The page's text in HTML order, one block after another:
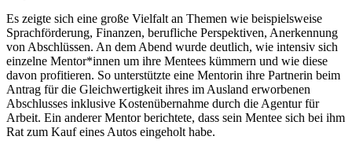
Es zeigte sich eine große Vielfalt an Themen wie beispielsweise
Sprachförderung, Finanzen, berufliche Perspektiven, Anerkennung
von Abschlüssen. An dem Abend wurde deutlich, wie intensiv sich
einzelne Mentor*innen um ihre Mentees kümmern und wie diese
davon profitieren. So unterstützte eine Mentorin ihre Partnerin beim
Antrag für die Gleichwertigkeit ihres im Ausland erworbenen
Abschlusses inklusive Kostenübernahme durch die Agentur für
Arbeit. Ein anderer Mentor berichtete, dass sein Mentee sich bei ihm
Rat zum Kauf eines Autos eingeholt habe.